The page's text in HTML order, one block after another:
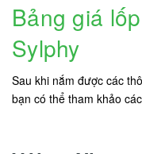
Bảng giá
Sylphy
Sau khi nắm được các
bạn có thể tham khảo